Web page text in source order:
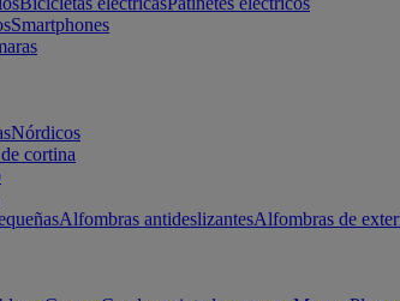
Smartphones
Nórdicos
cortina
Alfombras antideslizantesAlfombras de